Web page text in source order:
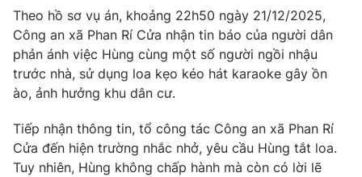
Thị trường
Tư vấn
Chuyên mục khác
Emagazine
Photo Infographic
Theo hồ sơ vụ án, khoảng 22h50 ngày 21/12/2025,
Công an xã Phan Rí Cửa nhận tin báo của người dân
phản ánh việc Hùng cùng một số người ngồi nhậu
trước nhà, sử dụng loa kẹo kéo hát karaoke gây ồn
ào, ảnh hưởng khu dân cư.
Tiếp nhận thông tin, tổ công tác Công an xã Phan Rí
Cửa đến hiện trường nhắc nhở, yêu cầu Hùng tắt loa.
Tuy nhiên, Hùng không chấp hành mà còn có lời lẽ